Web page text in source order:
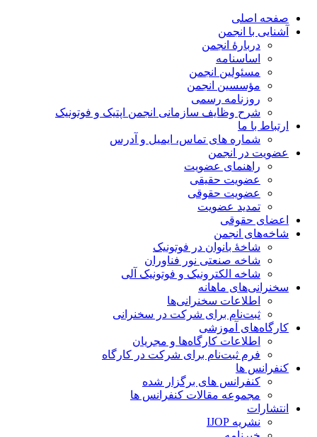
صفحه اصلی
آشنایی با انجمن
دربارۀ انجمن
اساسنامه
مسئولین انجمن
مؤسسین انجمن
روزنامه رسمی
شرح وظایف سازمانی انجمن اپتیک و فوتونیک
ارتباط با ما
شماره های تماس، ایمیل و آدرس
عضویت در انجمن
راهنمای عضویت
عضویت حقیقی
عضویت حقوقی
تمدید عضویت
اعضای حقوقی
شاخه‌های انجمن
شاخۀ بانوان در فوتونیک
شاخه صنعتی نور فناوران
شاخه‌ الکترونیک و فوتونیک آلی
سخنرانی‌های ماهانه
اطلاعات سخنرانی‌‌ها
ثبت‌نام برای شرکت در سخنرانی
کارگاه‌های آموزشی
اطلاعات کارگاه‌ها و مجریان
فرم ثبت‌نام برای شرکت در کارگاه
کنفرانس ها
کنفرانس های برگزار شده
مجموعه مقالات کنفرانس ها
انتشارات
نشریه IJOP